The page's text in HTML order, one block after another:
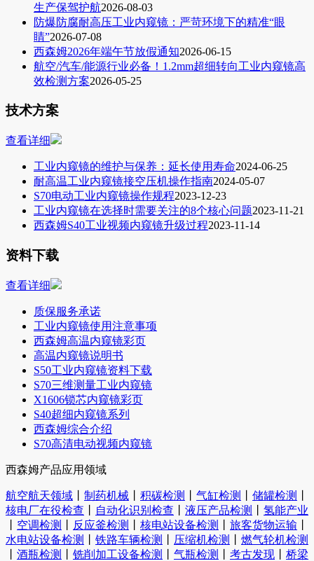
生产保驾护航2026-08-03
防爆防腐耐高压工业内窥镜：严苛环境下的精准“眼
睛”2026-07-08
西森姆2026年端午节放假通知2026-06-15
航空/汽车/能源行业必备！1.2mm超细转向工业内窥镜高
效检测方案2026-05-25
技术方案
查看详细
工业内窥镜的维护与保养：延长使用寿命2024-06-25
耐高温工业内窥镜接空压机操作指南2024-05-07
S70电动工业内窥镜操作规程2023-12-23
工业内窥镜在选择时需要关注的8个核心问题2023-11-21
西森姆S40工业视频内窥镜升级过程2023-11-14
资料下载
查看详细
质保服务承诺
工业内窥镜使用注意事项
西森姆高温内窥镜彩页
高温内窥镜说明书
S50工业内窥镜资料下载
S70三维测量工业内窥镜
X1606锁芯内窥镜彩页
S40超细内窥镜系列
西森姆综合介绍
S70高清电动视频内窥镜
西森姆产品应用领域
航空航天领域 制药机械 积碳检测 气缸检测 储罐检测
核电厂在役检查
自动化识别检查 液压产品检测
氢能产业
空调检测 反应釜检测 核电站设备检测 旅客货物运输
水电站设备检测
铁路车辆检测 压缩机检测
燃气轮机检测
酒瓶检测 铣削加工设备检测 气瓶检测 考古发现
桥梁